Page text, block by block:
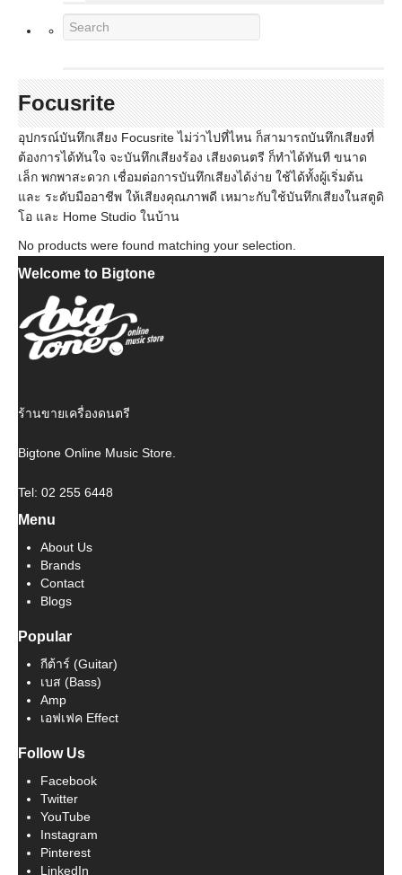
Focusrite
อุปกรณ์บันทึกเสียง Focusrite ไม่ว่าไปที่ไหน ก็สามารถบันทึกเสียงที่
ต้องการได้ทันใจ จะบันทึกเสียงร้อง เสียงดนตรี ก็ทำได้ทันที ขนาด
เล็ก พกพาสะดวก เชื่อมต่อการบันทึกเสียงได้ง่าย ใช้ได้ทั้งผู้เริ่มต้น
และ ระดับมืออาชีพ ให้เสียงคุณภาพดี เหมาะกับใช้บันทึกเสียงในสตูดิ
โอ และ Home Studio ในบ้าน
No products were found matching your selection.
Welcome to Bigtone
ร้านขายเครื่องดนตรี
Bigtone Online Music Store.
Tel: 02 255 6448
Menu
About Us
Brands
Contact
Blogs
Popular
กีต้าร์ (Guitar)
เบส (Bass)
Amp
เอฟเฟค Effect
Follow Us
Facebook
Twitter
YouTube
Instagram
Pinterest
LinkedIn